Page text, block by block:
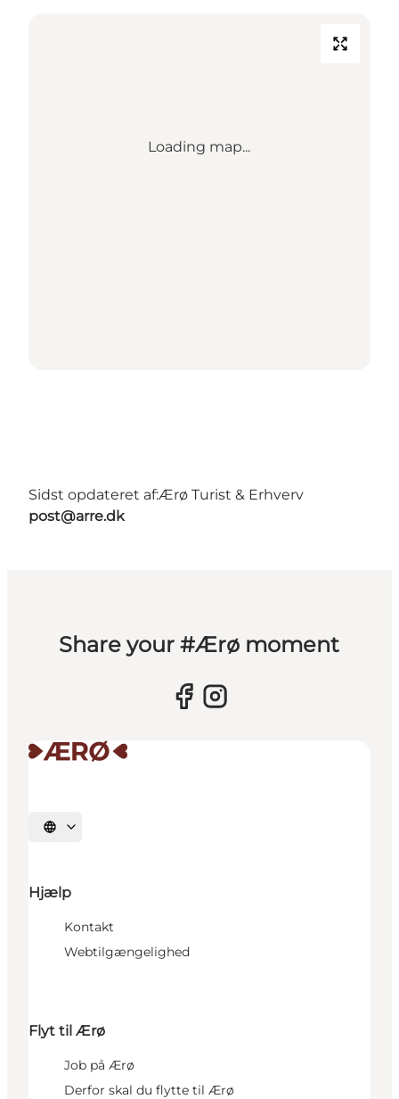
Loading map...
Sidst opdateret af:Ærø Turist & Erhverv
post@arre.dk
Share your #Ærø moment
Vælg sprog
Hjælp
Kontakt
Webtilgængelighed
Flyt til Ærø
Job på Ærø
Derfor skal du flytte til Ærø